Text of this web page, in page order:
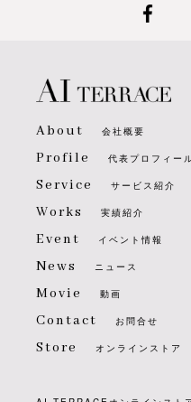
About 会社概要
Profile 代表プロフィー
Service サービス紹介
Works 実績紹介
Event イベント情報
News ニュース
Movie 動画
Contact お問合せ
Store オンラインストア